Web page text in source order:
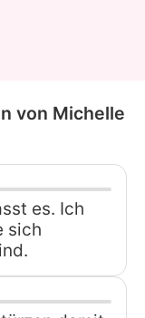
von Michelle
es. Ich
sich